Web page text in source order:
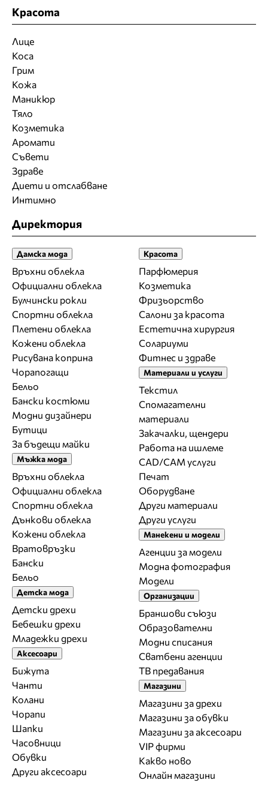
Красота
Лице
Коса
Грим
Кожа
Маникюр
Тяло
Козметика
Аромати
Съвети
Здраве
Диети и отслабване
Интимно
Директория
Дамска мода
Връхни облекла
Официални облекла
Булчински рокли
Спортни облекла
Плетени облекла
Кожени облекла
Рисувана коприна
Чорапогащи
Бельо
Бански костюми
Модни дизайнери
Бутици
За бъдещи майки
Мъжка мода
Връхни облекла
Официални облекла
Спортни облекла
Дънкови облекла
Кожени облекла
Вратовръзки
Бански
Бельо
Детска мода
Детски дрехи
Бебешки дрехи
Младежки дрехи
Аксесоари
Бижута
Чанти
Колани
Чорапи
Шапки
Часовници
Обувки
Други аксесоари
Красота
Парфюмерия
Козметика
Фризьорство
Салони за красота
Естетична хирургия
Солариуми
Фитнес и здраве
Материали и услуги
Текстил
Спомагателни
материали
Закачалки, щендери
Работа на ишлеме
CAD/CAM услуги
Печат
Оборудване
Други материали
Други услуги
Манекени и модели
Агенции за модели
Модна фотография
Модели
Организации
Браншови съюзи
Образователни
Модни списания
Сватбени агенции
ТВ предавания
Магазини
Магазини за дрехи
Магазини за обувки
Магазини за aксесоари
VIP фирми
Какво ново
Онлайн магазини